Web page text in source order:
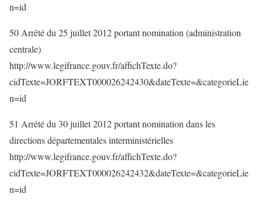
n=id
50 Arrêté du 25 juillet 2012 portant nomination (administration
centrale)
http://www.legifrance.gouv.fr/affichTexte.do?
cidTexte=JORFTEXT000026242430&dateTexte=&categorieLie
n=id
51 Arrêté du 30 juillet 2012 portant nomination dans les
directions départementales interministérielles
http://www.legifrance.gouv.fr/affichTexte.do?
cidTexte=JORFTEXT000026242432&dateTexte=&categorieLie
n=id